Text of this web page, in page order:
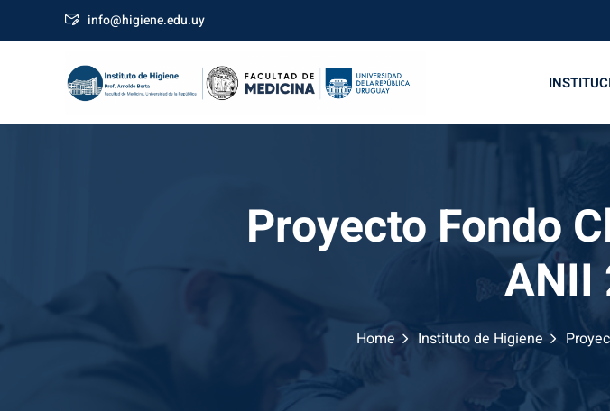
info@higiene.edu.uy
Proyecto Fondo
ANII
Home Instituto de Higiene